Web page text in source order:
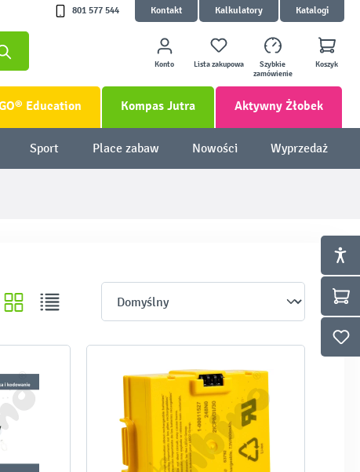
801 577 544 Kontakt Kalkulatory Katalogi
Konto Lista zakupowa
Szybkie
zamówienie
Koszyk
Education Kompas Jutra Aktywny Żłobek
Sport Place zabaw Nowości Wyprzedaż